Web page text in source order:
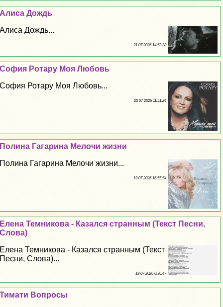
Алиса Дождь
Алиса Дождь...
21 07 2026 14:52:28
София Ротару Моя Любовь
София Ротару Моя Любовь...
20 07 2026 11:51:24
Полина Гагарина Мелочи жизни
Полина Гагарина Мелочи жизни...
19 07 2026 16:55:54
Елена Темникова - Казался странным (Текст Песни,
Слова)
Елена Темникова - Казался странным (Текст
Песни, Слова)...
18 07 2026 0:36:47
Тимати Вопросы